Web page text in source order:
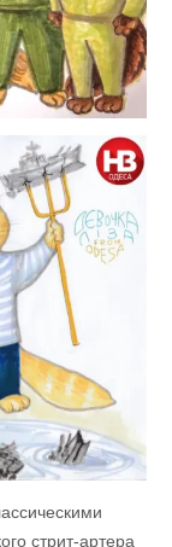
стрит-артера